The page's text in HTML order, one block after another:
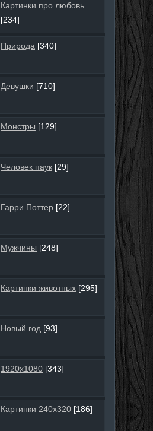
Картинки про любовь
[234]
Природа [340]
Девушки [710]
Монстры [129]
Человек паук [29]
Гарри Поттер [22]
Мужчины [248]
Картинки животных [295]
Новый год [93]
1920х1080 [343]
Картинки 240х320 [186]